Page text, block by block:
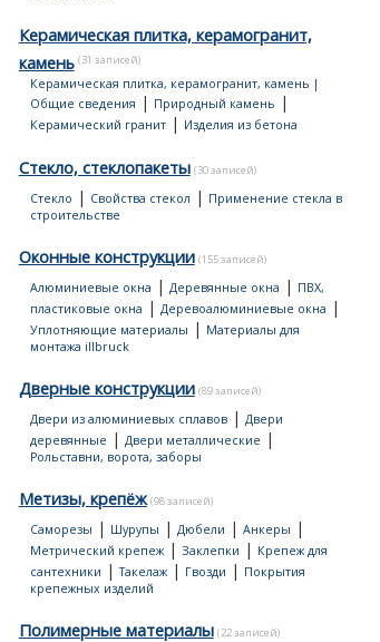
Керамическая плитка, керамогранит,
камень (31 записей)
Керамическая плитка, керамогранит, камень |
Общие сведения | Природный камень |
Керамический гранит| Изделия из бетона
Стекло, стеклопакеты (30 записей)
Стекло | Свойства стекол | Применение стекла в
строительстве
Оконные конструкции (155 записей)
Алюминиевые окна | Деревянные окна | ПВХ,
пластиковые окна | Деревоалюминиевые окна |
Уплотняющие материалы | Материалы для
монтажа illbruck
Дверные конструкции (89 записей)
Двери из алюминиевых сплавов| Двери
деревянные | Двери металлические |
Рольставни, ворота, заборы
Метизы, крепёж (98 записей)
Саморезы | Шурупы | Дюбели | Анкеры |
Метрический крепеж| Заклепки | Крепеж для
сантехники |Такелаж| Гвозди | Покрытия
крепежных изделий
Полимерные материалы (22 записей)